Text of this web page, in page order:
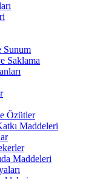
Sunum
Saklama
Özütler
Maddeleri
Maddeleri